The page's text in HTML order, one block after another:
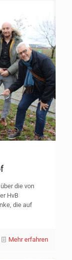
die von
HvB
die auf
Mehr erfahren